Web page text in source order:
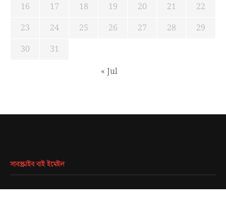
16
17 18 19 20 21
22
23
24 25 26 27 28
29
30
31
« Jul
সাবস্ক্রাইব বাই ইমেইল